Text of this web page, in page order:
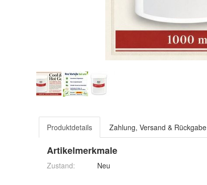
Produktdetails Zahlung, Versand & Rückgabe
Artikelmerkmale
Zustand: Neu